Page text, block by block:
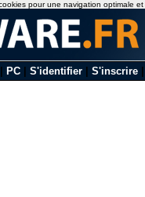
PC S'identifier S'inscrire
pour une navigation optimale